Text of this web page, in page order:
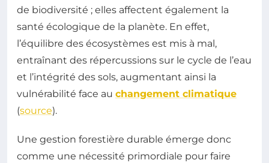
de biodiversité ; elles affectent également la
santé écologique de la planète. En effet,
l’équilibre des écosystèmes est mis à mal,
entraînant des répercussions sur le cycle de l’eau
et l’intégrité des sols, augmentant ainsi la
vulnérabilité face au changement climatique
(source).
Une gestion forestière durable émerge donc
comme une nécessité primordiale pour faire